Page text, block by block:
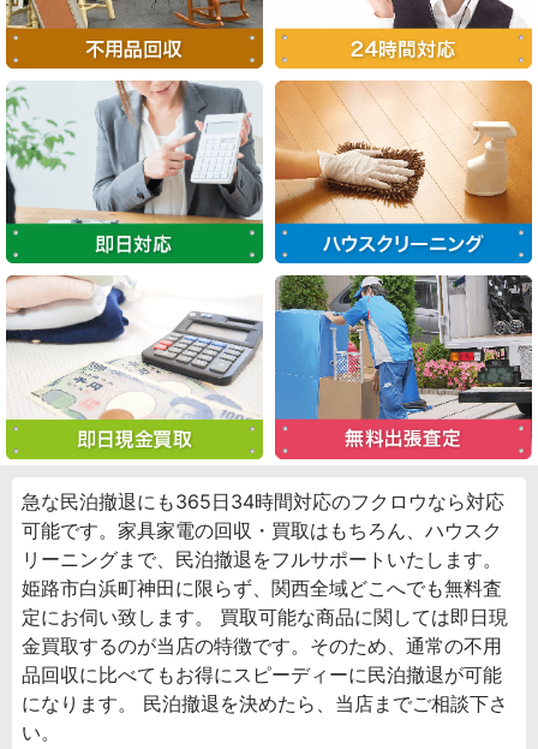
急な民泊撤退にも365日34時間対応のフクロウなら対応
可能です。家具家電の回収・買取はもちろん、ハウスク
リーニングまで、民泊撤退をフルサポートいたします。
姫路市白浜町神田に限らず、関西全域どこへでも無料査
定にお伺い致します。 買取可能な商品に関しては即日現
金買取するのが当店の特徴です。そのため、通常の不用
品回収に比べてもお得にスピーディーに民泊撤退が可能
になります。 民泊撤退を決めたら、当店までご相談下さ
い。